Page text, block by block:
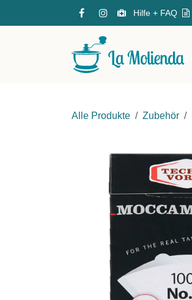
Zum Inhalt springen
Hilfe + FAQ
Alle Produkte Zubehör